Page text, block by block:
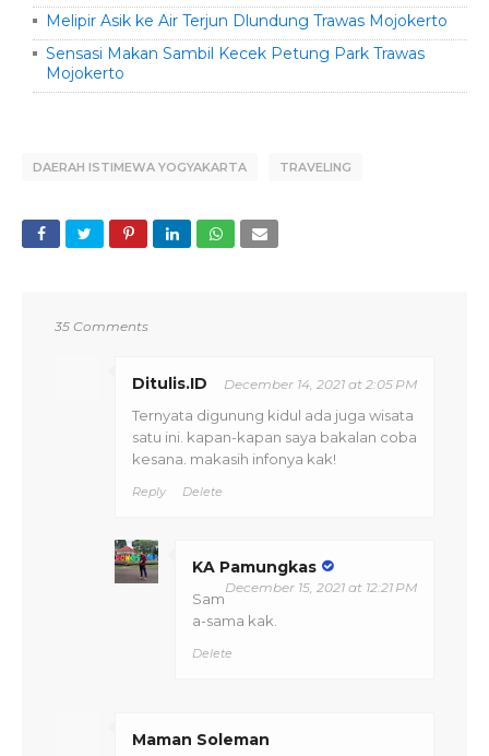
Melipir Asik ke Air Terjun Dlundung Trawas Mojokerto
Sensasi Makan Sambil Kecek Petung Park Trawas
Mojokerto
DAERAH ISTIMEWA YOGYAKARTA TRAVELING
35 Comments
Ditulis.ID December 14, 2021 at 2:05 PM
Ternyata digunung kidul ada juga wisata
satu ini. kapan-kapan saya bakalan coba
kesana. makasih infonya kak!
Reply Delete
KA Pamungkas
December 15, 2021 at 12:21 PM
Sam
a-sama kak.
Delete
Maman Soleman